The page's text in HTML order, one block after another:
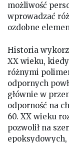
możliwość
wprowadzać
ozdobne
Historia
XX wieku,
różnymi
odpornych
głównie w
odporność na
60. XX wieku
pozwolił na
epoksydowych,